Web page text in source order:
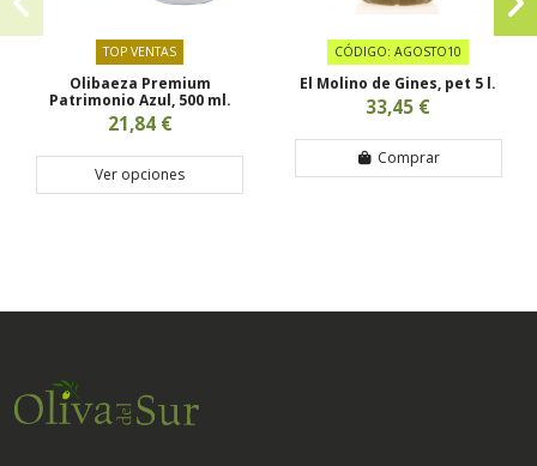
TOP VENTAS
Olibaeza Premium
Patrimonio Azul, 500 ml.
21,84 €
Ver opciones
CÓDIGO: AGOSTO10
El Molino de Gines, pet 5 l.
33,45 €
Comprar